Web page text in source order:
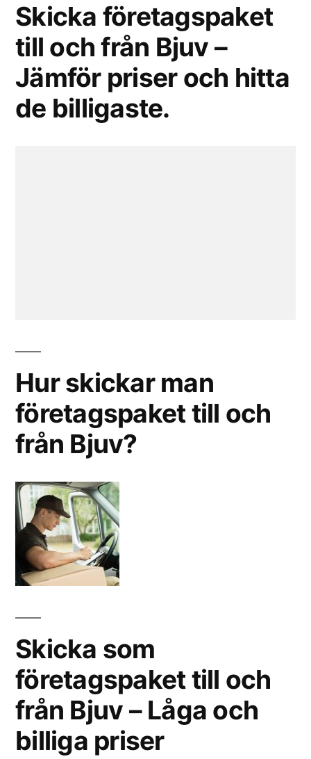
Skicka företagspaket
till och från Bjuv –
Jämför priser och hitta
de billigaste.
Hur skickar man
företagspaket till och
från Bjuv?
Skicka som
företagspaket till och
från Bjuv – Låga och
billiga priser